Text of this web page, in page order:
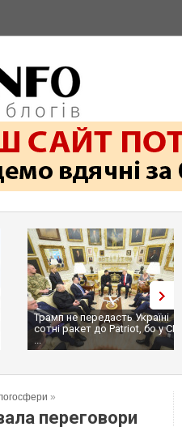
Трамп не передасть Україні
сотні ракет до Patriot, бо у
...
»
переговори